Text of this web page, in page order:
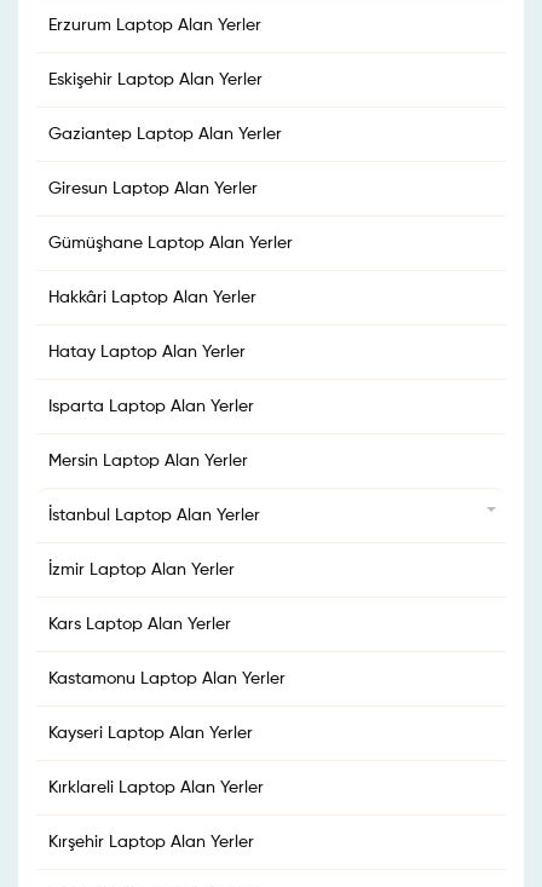
Erzurum Laptop Alan Yerler
Eskişehir Laptop Alan Yerler
Gaziantep Laptop Alan Yerler
Giresun Laptop Alan Yerler
Gümüşhane Laptop Alan Yerler
Hakkâri Laptop Alan Yerler
Hatay Laptop Alan Yerler
Isparta Laptop Alan Yerler
Mersin Laptop Alan Yerler
İstanbul Laptop Alan Yerler
İzmir Laptop Alan Yerler
Kars Laptop Alan Yerler
Kastamonu Laptop Alan Yerler
Kayseri Laptop Alan Yerler
Kırklareli Laptop Alan Yerler
Kırşehir Laptop Alan Yerler